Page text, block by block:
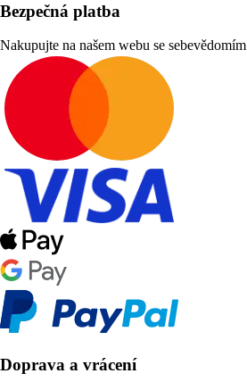
Bezpečná platba
Nakupujte na našem webu se sebevědomím
Doprava a vrácení